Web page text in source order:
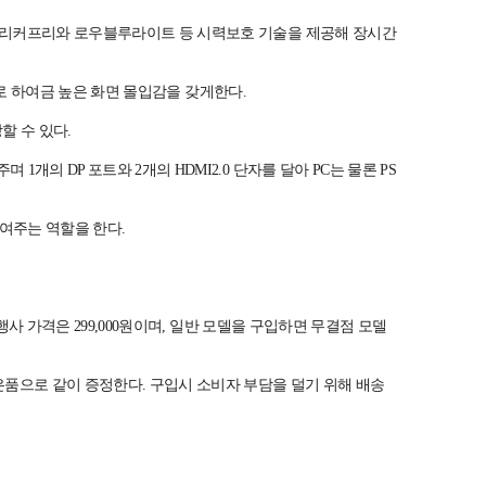
커프리와 로우블루라이트 등 시력보호 기술을 제공해 장시간
하여금 높은 화면 몰입감을 갖게한다.
수 있다.
1개의 DP 포트와 2개의 HDMI2.0 단자를 달아 PC는 물론 PS
주는 역할을 한다.
가격은 299,000원이며, 일반 모델을 구입하면 무결점 모델
으로 같이 증정한다. 구입시 소비자 부담을 덜기 위해 배송